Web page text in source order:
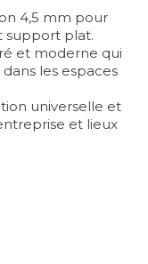
4,5 mm pour
support plat.
et moderne qui
les espaces
universelle et
et lieux